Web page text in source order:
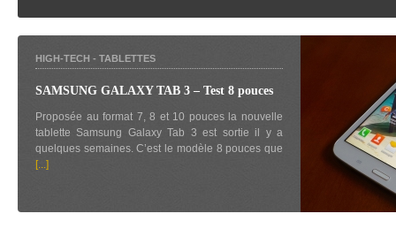
HIGH-TECH - TABLETTES
SAMSUNG GALAXY TAB 3 – Test 8 pouces
Proposée au format 7, 8 et 10 pouces la nouvelle
tablette Samsung Galaxy Tab 3 est sortie il y a
quelques semaines. C’est le modèle 8 pouces que
[...]